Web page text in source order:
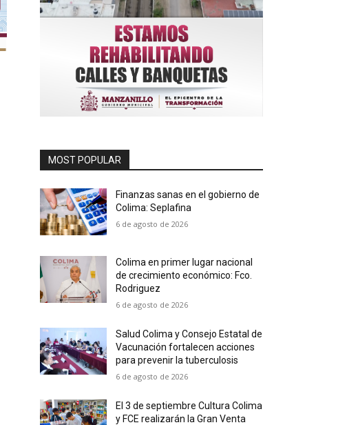
MOST POPULAR
Finanzas sanas en el gobierno de
Colima: Seplafina
6 de agosto de 2026
Colima en primer lugar nacional
de crecimiento económico: Fco.
Rodriguez
6 de agosto de 2026
Salud Colima y Consejo Estatal de
Vacunación fortalecen acciones
para prevenir la tuberculosis
6 de agosto de 2026
El 3 de septiembre Cultura Colima
y FCE realizarán la Gran Venta